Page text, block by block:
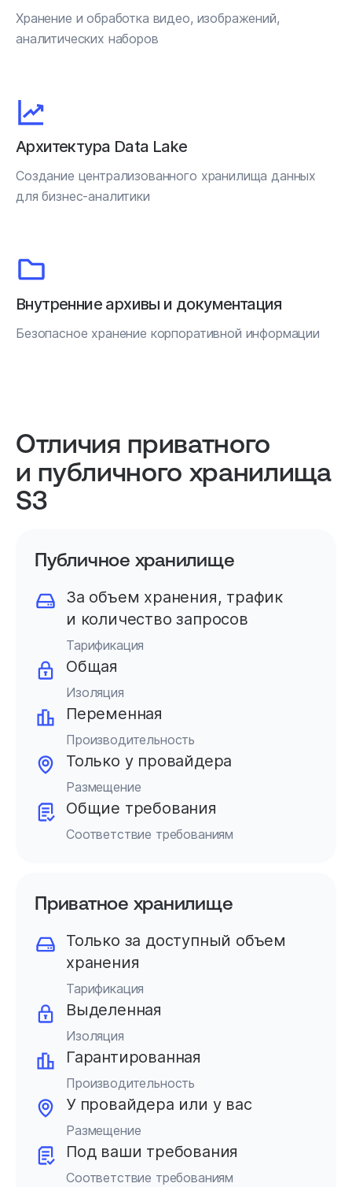
Хранение и обработка видео, изображений,
аналитических наборов
Архитектура Data Lake
Создание централизованного хранилища данных
для бизнес-аналитики
Внутренние архивы и документация
Безопасное хранение корпоративной информации
Отличия приватного
и публичного хранилища
S3
Публичное хранилище
За объем хранения, трафик
и количество запросов
Тарификация
Общая
Изоляция
Переменная
Производительность
Только у провайдера
Размещение
Общие требования
Соответствие требованиям
Приватное хранилище
Только за доступный объем
хранения
Тарификация
Выделенная
Изоляция
Гарантированная
Производительность
У провайдера или у вас
Размещение
Под ваши требования
Соответствие требованиям